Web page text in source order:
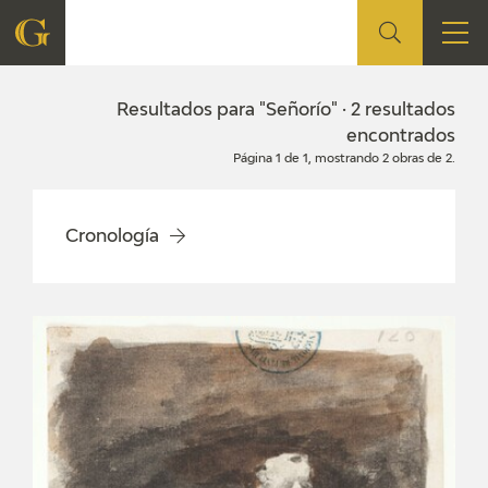
CONTACTO
PROGRAMACIÓN
Resultados para "Señorío" · 2 resultados
encontrados
Página 1 de 1, mostrando 2 obras de 2.
Cronología